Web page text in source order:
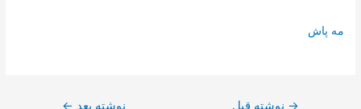
مه پاش
راهبری→ نوشته قبل نوشته بعد ←